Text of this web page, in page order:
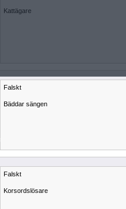
Kattägare
Falskt
Bäddar sängen
Falskt
Korsordslösare